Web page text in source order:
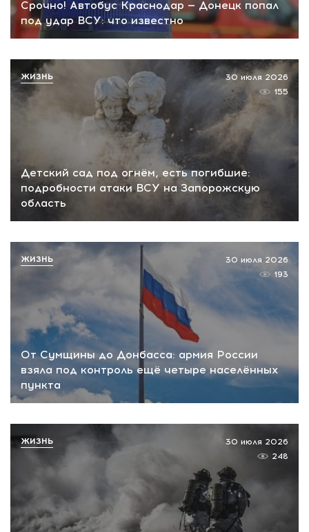
Срочно! Автобус Краснодар — Донецк попал
под удар ВСУ: что известно
Детский сад под огнём, есть погибшие:
подробности атаки ВСУ на Запорожскую
область
30 июля 2026
155
ЖИЗНЬ
От Сумщины до Донбасса: армия России
взяла под контроль ещё четыре населённых
пункта
30 июля 2026
193
ЖИЗНЬ
30 июля 2026
248
ЖИЗНЬ